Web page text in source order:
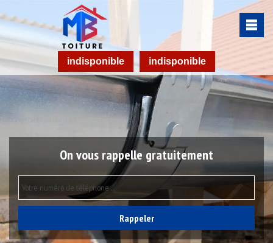
indisponible indisponible
On vous rappelle gratuitement